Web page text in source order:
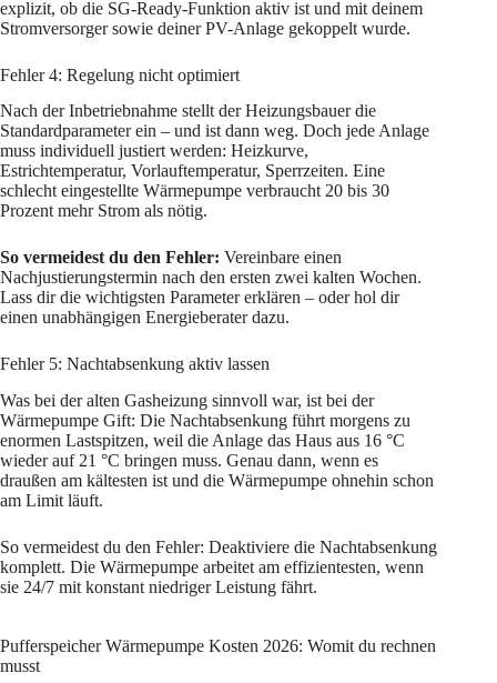
explizit, ob die SG-Ready-Funktion aktiv ist und mit deinem
Stromversorger sowie deiner PV-Anlage gekoppelt wurde.
Fehler 4: Regelung nicht optimiert
Nach der Inbetriebnahme stellt der Heizungsbauer die
Standardparameter ein – und ist dann weg. Doch jede Anlage
muss individuell justiert werden: Heizkurve,
Estrichtemperatur, Vorlauftemperatur, Sperrzeiten. Eine
schlecht eingestellte Wärmepumpe verbraucht 20 bis 30
Prozent mehr Strom als nötig.
So vermeidest du den Fehler: Vereinbare einen
Nachjustierungstermin nach den ersten zwei kalten Wochen.
Lass dir die wichtigsten Parameter erklären – oder hol dir
einen unabhängigen Energieberater dazu.
Fehler 5: Nachtabsenkung aktiv lassen
Was bei der alten Gasheizung sinnvoll war, ist bei der
Wärmepumpe Gift: Die Nachtabsenkung führt morgens zu
enormen Lastspitzen, weil die Anlage das Haus aus 16 °C
wieder auf 21 °C bringen muss. Genau dann, wenn es
draußen am kältesten ist und die Wärmepumpe ohnehin schon
am Limit läuft.
So vermeidest du den Fehler: Deaktiviere die Nachtabsenkung
komplett. Die Wärmepumpe arbeitet am effizientesten, wenn
sie 24/7 mit konstant niedriger Leistung fährt.
Pufferspeicher Wärmepumpe Kosten 2026: Womit du rechnen
musst